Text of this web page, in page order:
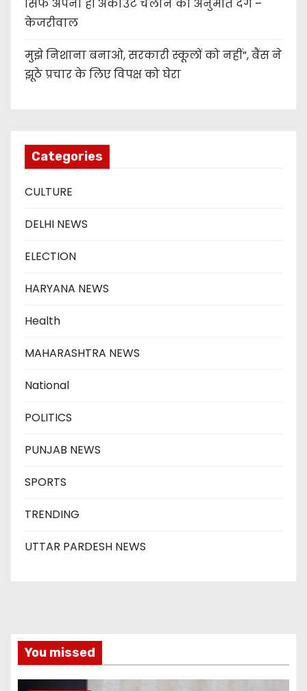
सिर्फ अपना ही अकाउंट चलाने की अनुमति देंगे –
केजरीवाल
मुझे निशाना बनाओ, सरकारी स्कूलों को नहीं”, बैंस ने
झूठे प्रचार के लिए विपक्ष को घेरा
Categories
CULTURE
DELHI NEWS
ELECTION
HARYANA NEWS
Health
MAHARASHTRA NEWS
National
POLITICS
PUNJAB NEWS
SPORTS
TRENDING
UTTAR PARDESH NEWS
You missed